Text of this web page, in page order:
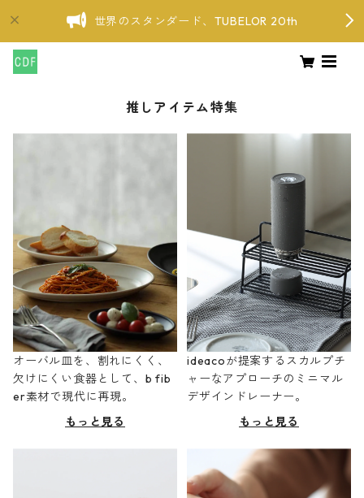
世界のスタンダード、TUBELOR 20th
推しアイテム特集
オーバル皿を、割れにくく、
欠けにくい食器として、b fib
er素材で現代に再現。
もっと見る
ideacoが提案するスカルプチ
ャーなアプローチのミニマル
デザインドレーナー。
もっと見る